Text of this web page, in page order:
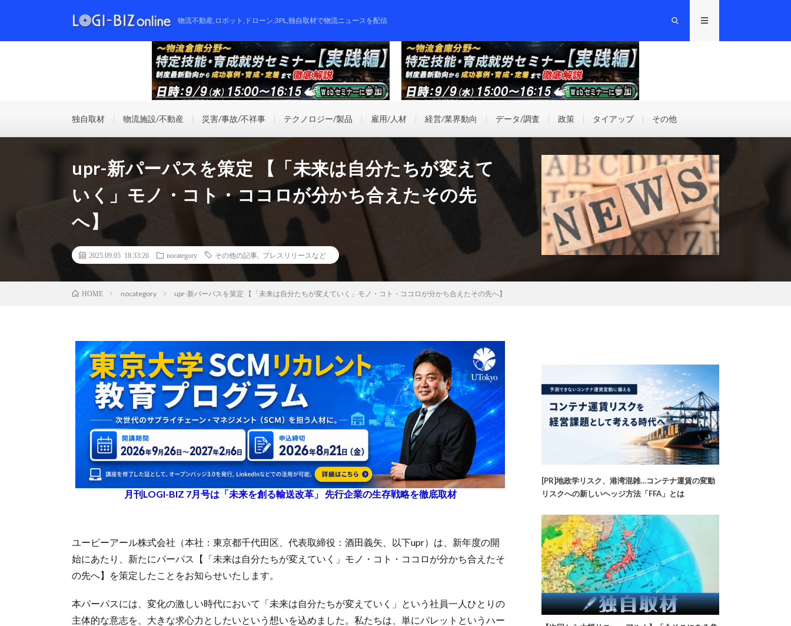
物流不動産,ロボット,ドローン,3PL,独自取材で物流ニュースを配信
独自取材 物流施設/不動産 災害/事故/不祥事 テクノロジー/製品 雇用/人材 経営/業界動向 データ/調査 政策 タイアップ その他
upr-新パーパスを策定 【「未来は自分たちが変えて
いく」モノ・コト・ココロが分かち合えたその先
へ】
2025.09.05 18:33:26 nocategory その他の記事 プレスリリースなど
HOME nocategory upr-新パーパスを策定 【「未来は自分たちが変えていく」モノ・コト・ココロが分かち合えたその先へ】
月刊LOGI-BIZ 7月号は「未来を創る輸送改革」 先行企業の生存戦略を徹底取材
ユーピーアール株式会社（本社：東京都千代田区、代表取締役：酒田義矢、以下upr）は、新年度の開
始にあたり、新たにパーパス【「未来は自分たちが変えていく」モノ・コト・ココロが分かち合えたそ
の先へ】を策定したことをお知らせいたします。
本パーパスには、変化の激しい時代において「未来は自分たちが変えていく」という社員一人ひとりの
主体的な意志を、大きな求心力としたいという想いを込めました。私たちは、単にパレットというハー
[PR]地政学リスク、港湾混雑…コンテナ運賃の変動
リスクへの新しいヘッジ方法「FFA」とは